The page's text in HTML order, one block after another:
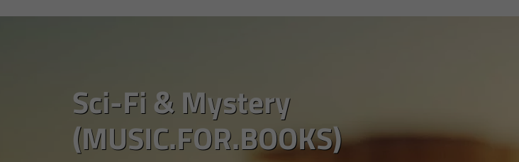
Sci-Fi & Mystery
(MUSIC.FOR.BOOKS)